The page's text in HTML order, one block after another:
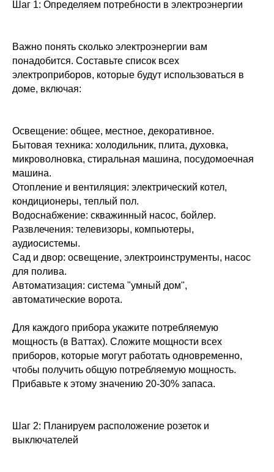
Шаг 1: Определяем потребности в электроэнергии
Важно понять сколько электроэнергии вам
понадобится. Составьте список всех
электроприборов, которые будут использоваться в
доме, включая:
Освещение: общее, местное, декоративное.
Бытовая техника: холодильник, плита, духовка,
микроволновка, стиральная машина, посудомоечная
машина.
Отопление и вентиляция: электрический котел,
кондиционеры, теплый пол.
Водоснабжение: скважинный насос, бойлер.
Развлечения: телевизоры, компьютеры,
аудиосистемы.
Сад и двор: освещение, электроинструменты, насос
для полива.
Автоматизация: система "умный дом",
автоматические ворота.
Для каждого прибора укажите потребляемую
мощность (в Ваттах). Сложите мощности всех
приборов, которые могут работать одновременно,
чтобы получить общую потребляемую мощность.
Прибавьте к этому значению 20-30% запаса.
Шаг 2: Планируем расположение розеток и
выключателей